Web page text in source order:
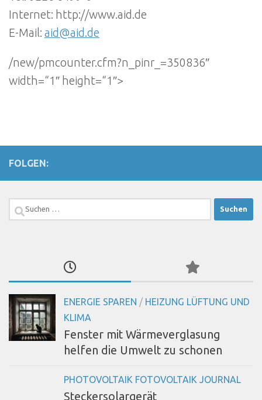
Internet: http://www.aid.de
E-Mail: aid@aid.de
/new/pmcounter.cfm?n_pinr_=350836″
width=“1″ height=“1″>
FOLGEN:
Suchen
ENERGIE SPAREN / HEIZUNG LÜFTUNG UND
KLIMA
Fenster mit Wärmeverglasung
helfen die Umwelt zu schonen
PHOTOVOLTAIK FOTOVOLTAIK JOURNAL
Steckersolargerät